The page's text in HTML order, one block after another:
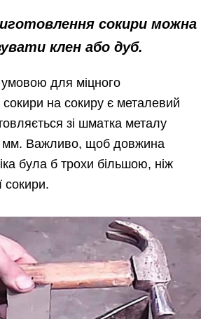
сокири можна
клен або дуб.
для міцного
на сокиру є металевий
зі шматка металу
мм. Важливо, щоб довжина
була б трохи більшою, ніж
сокири.